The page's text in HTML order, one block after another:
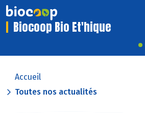
Biocoop Bio Et'hique
Accueil
Toutes nos actualités